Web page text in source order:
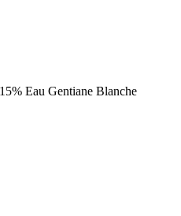
Eau Gentiane Blanche